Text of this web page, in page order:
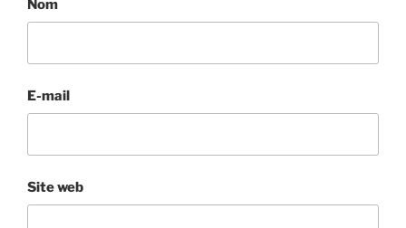
Nom
E-mail
Site web